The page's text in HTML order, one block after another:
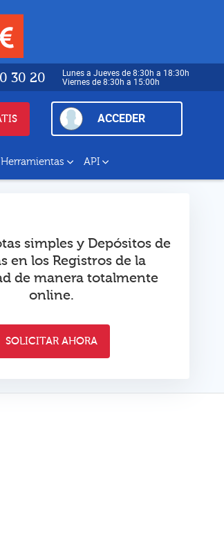
30 20
Lunes a Jueves de 8:30h a 18:30h
Viernes de 8:30h a 15:00h
ACCEDER
API
simples y Depósitos de
en los Registros de la
de manera totalmente
online.
SOLICITAR AHORA